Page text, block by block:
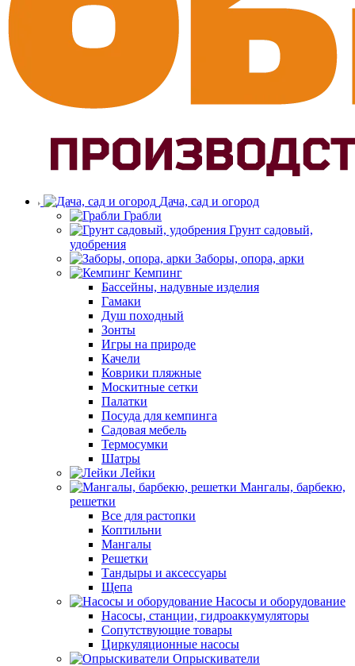
Дача, сад и огород
Грабли
Грунт садовый,
удобрения
Заборы, опора, арки
Кемпинг
Бассейны, надувные изделия
Гамаки
Душ походный
Зонты
Игры на природе
Качели
Коврики пляжные
Москитные сетки
Палатки
Посуда для кемпинга
Садовая мебель
Термосумки
Шатры
Лейки
Мангалы, барбекю,
решетки
Все для растопки
Коптильни
Мангалы
Решетки
Тандыры и аксессуары
Щепа
Насосы и оборудование
Насосы, станции, гидроаккумуляторы
Сопутствующие товары
Циркуляционные насосы
Опрыскиватели